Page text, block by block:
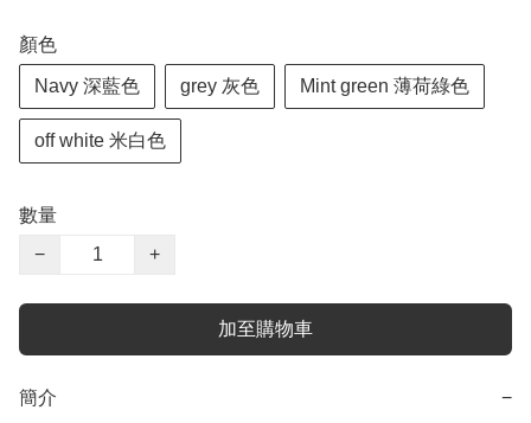
顏色
Navy 深藍色 grey 灰色 Mint green 薄荷綠色
off white 米白色
數量
−
+
加至購物車
簡介 −